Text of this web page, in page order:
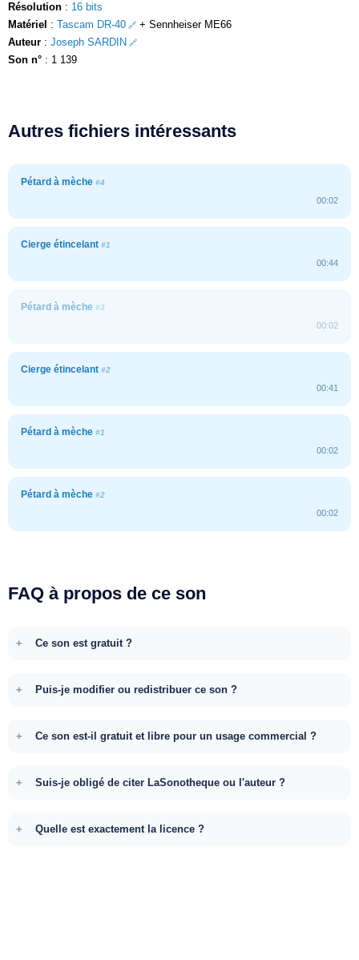
Résolution : 16 bits
Matériel : Tascam DR-40
+ Sennheiser ME66
Auteur : Joseph SARDIN
Son n° : 1 139
Autres fichiers intéressants
Pétard à mèche #4
00:02
Cierge étincelant #1
00:44
Pétard à mèche #3
00:02
Cierge étincelant #2
00:41
Pétard à mèche #1
00:02
Pétard à mèche #2
00:02
FAQ à propos de ce son
Ce son est gratuit ?
Puis-je modifier ou redistribuer ce son ?
Ce son est-il gratuit et libre pour un usage commercial ?
Suis-je obligé de citer LaSonotheque ou l'auteur ?
Quelle est exactement la licence ?